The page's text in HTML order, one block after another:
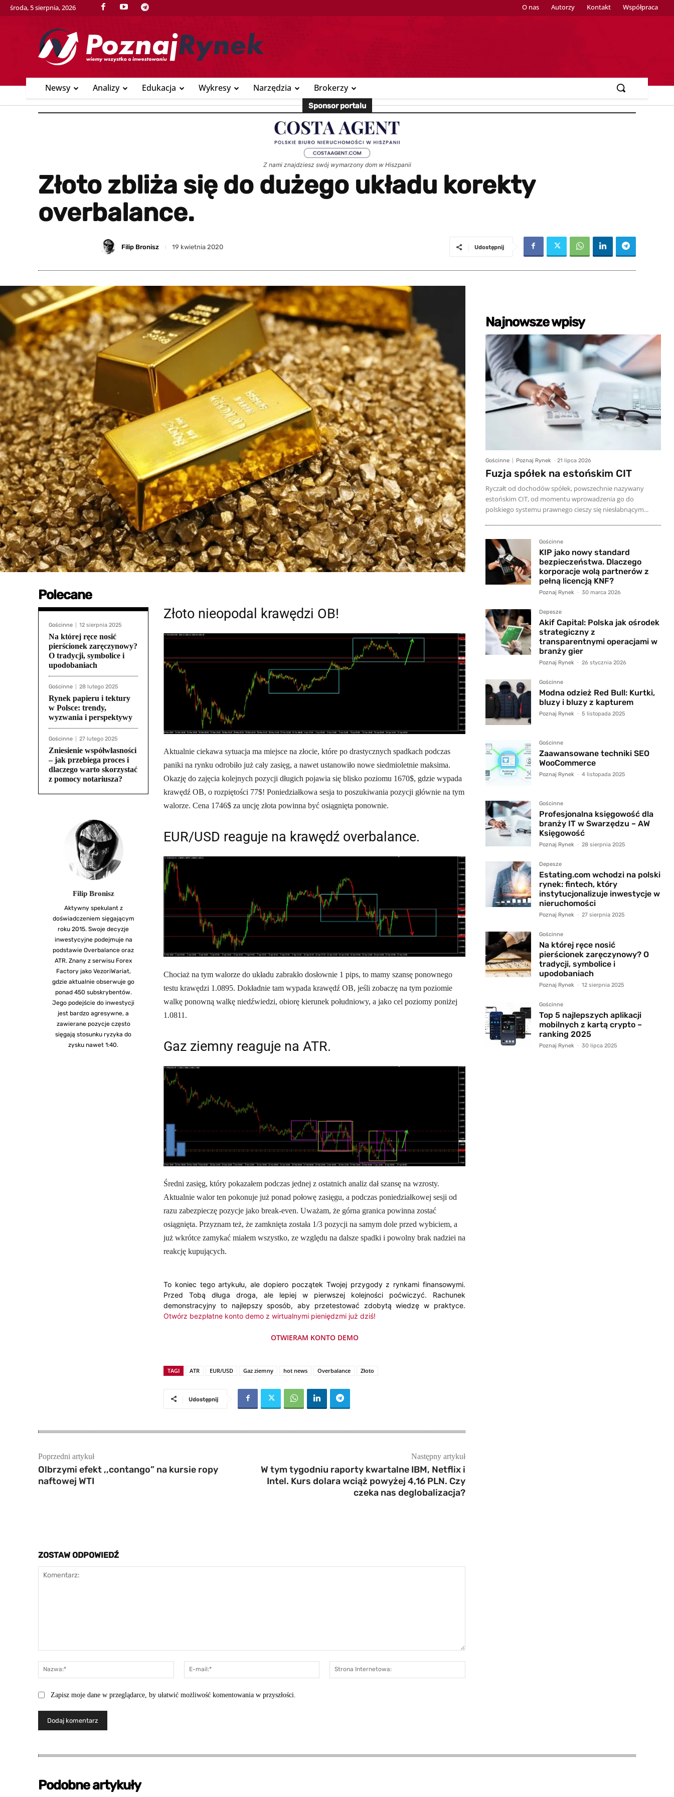
środa, 5 sierpnia, 2026 O nas Autorzy Kontakt Współpraca
Newsy Analizy Edukacja Wykresy Narzędzia Brokerzy
Sponsor portalu
Z nami znajdziesz swój wymarzony dom w Hiszpanii
Złoto zbliża się do dużego układu korekty
overbalance.
Filip Bronisz 19 kwietnia 2020 Udostępnij
Polecane
Gościnne 12 sierpnia 2025
Na której ręce nosić
pierścionek zaręczynowy?
O tradycji, symbolice i
upodobaniach
Gościnne 28 lutego 2025
Rynek papieru i tektury
w Polsce: trendy,
wyzwania i perspektywy
Gościnne 27 lutego 2025
Zniesienie współwłasności
– jak przebiega proces i
dlaczego warto skorzystać
z pomocy notariusza?
Filip Bronisz
Aktywny spekulant z
doświadczeniem sięgającym
roku 2015. Swoje decyzje
inwestycyjne podejmuje na
podstawie Overbalance oraz
ATR. Znany z serwisu Forex
Factory jako VezoriWariat,
gdzie aktualnie obserwuje go
ponad 450 subskrybentów.
Jego podejście do inwestycji
jest bardzo agresywne, a
zawierane pozycje często
sięgają stosunku ryzyka do
zysku nawet 1:40.
Złoto nieopodal krawędzi OB!
Aktualnie ciekawa sytuacja ma miejsce na złocie, które po drastycznych spadkach podczas
paniki na rynku odrobiło już cały zasięg, a nawet ustanowiło nowe siedmioletnie maksima.
Okazję do zajęcia kolejnych pozycji długich pojawia się blisko poziomu 1670$, gdzie wypada
krawędź OB, o rozpiętości 77$! Poniedziałkowa sesja to poszukiwania pozycji głównie na tym
walorze. Cena 1746$ za uncję złota powinna być osiągnięta ponownie.
EUR/USD reaguje na krawędź overbalance.
Chociaż na tym walorze do układu zabrakło dosłownie 1 pips, to mamy szansę ponownego
testu krawędzi 1.0895. Dokładnie tam wypada krawędź OB, jeśli zobaczę na tym poziomie
walkę ponowną walkę niedźwiedzi, obiorę kierunek południowy, a jako cel poziomy poniżej
1.0811.
Gaz ziemny reaguje na ATR.
Średni zasięg, który pokazałem podczas jednej z ostatnich analiz dał szansę na wzrosty.
Aktualnie walor ten pokonuje już ponad połowę zasięgu, a podczas poniedziałkowej sesji od
razu zabezpieczę pozycje jako break-even. Uważam, że górna granica powinna zostać
osiągnięta. Przyznam też, że zamknięta została 1/3 pozycji na samym dole przed wybiciem, a
już wkrótce zamykać miałem wszystko, ze względu na dalsze spadki i powolny brak nadziei na
reakcję kupujących.
To koniec tego artykułu, ale dopiero początek Twojej przygody z rynkami finansowymi.
Przed Tobą długa droga, ale lepiej w pierwszej kolejności poćwiczyć. Rachunek
demonstracyjny to najlepszy sposób, aby przetestować zdobytą wiedzę w praktyce.
Otwórz bezpłatne konto demo z wirtualnymi pieniędzmi już dziś!
OTWIERAM KONTO DEMO
TAGI ATR EUR/USD Gaz ziemny hot news Overbalance Złoto
Udostępnij
Poprzedni artykuł
Olbrzymi efekt ,,contango” na kursie ropy
naftowej WTI
Następny artykuł
W tym tygodniu raporty kwartalne IBM, Netflix i
Intel. Kurs dolara wciąż powyżej 4,16 PLN. Czy
czeka nas deglobalizacja?
ZOSTAW ODPOWIEDŹ
Nazwa:*
mail:*
Internetowa:
Zapisz moje dane w przeglądarce, by ułatwić możliwość komentowania w przyszłości.
Najnowsze wpisy
Gościnne Poznaj Rynek - 21 lipca 2026
Fuzja spółek na estońskim CIT
Ryczałt od dochodów spółek, powszechnie nazywany
estońskim CIT, od momentu wprowadzenia go do
polskiego systemu prawnego cieszy się niesłabnącym...
Gościnne
KIP jako nowy standard
bezpieczeństwa. Dlaczego
korporacje wolą partnerów z
pełną licencją KNF?
Poznaj Rynek - 30 marca 2026
Depesze
Akif Capital: Polska jak ośrodek
strategiczny z
transparentnymi operacjami w
branży gier
Poznaj Rynek - 26 stycznia 2026
Gościnne
Modna odzież Red Bull: Kurtki,
bluzy i bluzy z kapturem
Poznaj Rynek - 5 listopada 2025
Gościnne
Zaawansowane techniki SEO
WooCommerce
Poznaj Rynek - 4 listopada 2025
Gościnne
Profesjonalna księgowość dla
branży IT w Swarzędzu – AW
Księgowość
Poznaj Rynek - 28 sierpnia 2025
Depesze
Estating.com wchodzi na polski
rynek: fintech, który
instytucjonalizuje inwestycje w
nieruchomości
Poznaj Rynek - 27 sierpnia 2025
Gościnne
Na której ręce nosić
pierścionek zaręczynowy? O
tradycji, symbolice i
upodobaniach
Poznaj Rynek - 12 sierpnia 2025
Gościnne
Top 5 najlepszych aplikacji
mobilnych z kartą crypto –
ranking 2025
Poznaj Rynek - 30 lipca 2025
Podobne artykuły